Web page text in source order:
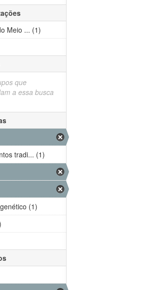
Meio ... (1)
que
a essa busca
tradi... (1)
(1)